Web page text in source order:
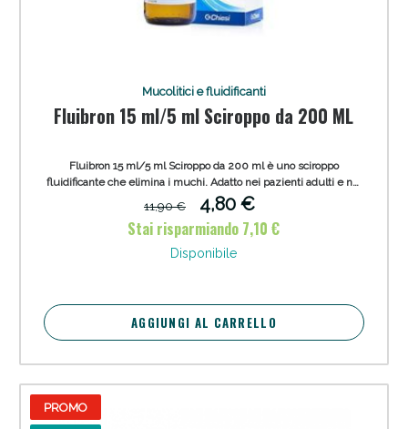
Mucolitici e fluidificanti
Fluibron 15 ml/5 ml Sciroppo da 200 ML
Fluibron 15 ml/5 ml Sciroppo da 200 ml è uno sciroppo
fluidificante che elimina i muchi. Adatto nei pazienti adulti e nei
bambini da 2 anni in poi affetti da malattie acute delle vie
respiratorie caratterizzate da muco denso e viscoso.
11,90 €
4,80 €
Stai risparmiando 7,10 €
Disponibile
AGGIUNGI AL CARRELLO
PROMO